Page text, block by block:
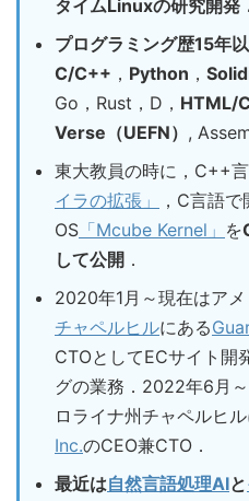
タイムLinuxの研究開発
プログラミング歴15年
C/C++ ， Python ，
Go，Rust，D， HTML/
Verse（UEFN） ,
東大教員の時に，C++
イラの拡張」
，C言語
OS 「Mcube Kernel」 を
して公開 ．
2020年1月～現在はア
チャペルヒルにある
CTOとしてECサイト開
グの業務．2022年6月
ロライナ州チャペルヒ
Inc.のCEO兼CTO．
最近は自然言語処理AIと